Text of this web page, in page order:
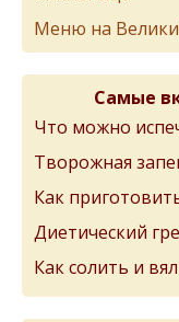
Меню на
Самые
Что можно
Творожная
Как
Диетический
Как солить и